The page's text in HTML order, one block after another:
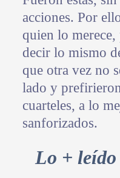
acciones. Por
quien lo merece,
decir lo mismo
que otra vez no
lado y
cuarteles, a lo
sanforizados.
Primary
Sidebar
Lo + leído